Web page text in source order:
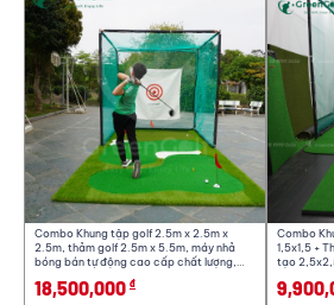
Combo Khung tập golf 2.5m x 2.5m x
2.5m, thảm golf 2.5m x 5.5m, máy nhả
bóng bán tự động cao cấp chất lượng,
18,500,000 đ
Combo
1,5x1,5 +
tạo